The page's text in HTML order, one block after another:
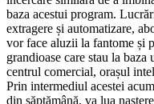
baza acestui program.
extragere și automatizare,
vor face aluzii la fantome și
grandioase care stau la
centrul comercial, orașul
Prin intermediul acestei
din săptămână, va lua